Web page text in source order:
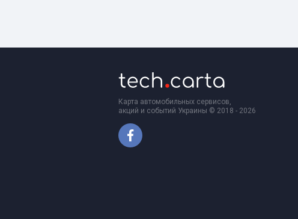
Карта автомобильных сервисов,
акций и событий Украины © 2018 - 2026